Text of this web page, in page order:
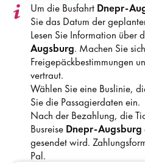
Um die Busfahrt Dnepr-
Sie das Datum der
Lesen Sie Information über
Augsburg. Machen Sie
Freigepäckbestimmungen
vertraut.
Wählen Sie eine Buslinie,
Sie die Passagierdaten ein.
Nach der Bezahlung, die
Busreise Dnepr-Augsburg
gesendet wird.
Pal.